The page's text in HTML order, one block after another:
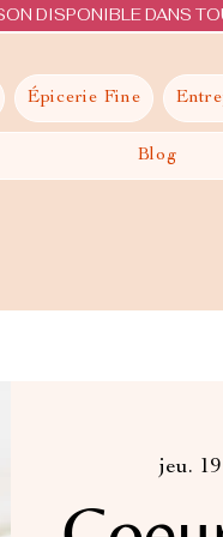
Épicerie Fine
Blog
jeu.